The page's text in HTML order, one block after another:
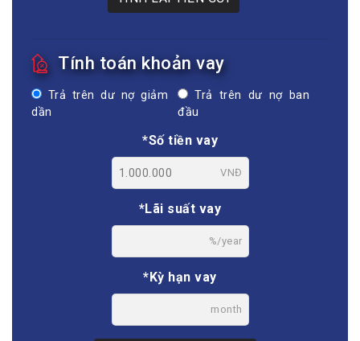
Tính toán khoản vay
Trả trên dư nợ giảm
dần
Trả trên dư nợ ban
đầu
*Số tiền vay
VNĐ
*Lãi suất vay
%/year
*Kỳ hạn vay
month